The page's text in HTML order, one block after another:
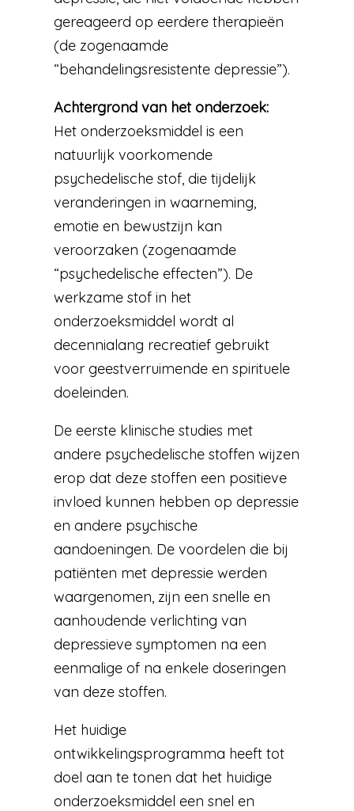
gereageerd op eerdere therapieën
(de zogenaamde
“behandelingsresistente depressie”).
Achtergrond van het onderzoek:
Het onderzoeksmiddel is een
natuurlijk voorkomende
psychedelische stof, die tijdelijk
veranderingen in waarneming,
emotie en bewustzijn kan
veroorzaken (zogenaamde
“psychedelische effecten”). De
werkzame stof in het
onderzoeksmiddel wordt al
decennialang recreatief gebruikt
voor geestverruimende en spirituele
doeleinden.
De eerste klinische studies met
andere psychedelische stoffen wijzen
erop dat deze stoffen een positieve
invloed kunnen hebben op depressie
en andere psychische
aandoeningen. De voordelen die bij
patiënten met depressie werden
waargenomen, zijn een snelle en
aanhoudende verlichting van
depressieve symptomen na een
eenmalige of na enkele doseringen
van deze stoffen.
Het huidige
ontwikkelingsprogramma heeft tot
doel aan te tonen dat het huidige
onderzoeksmiddel een snel en